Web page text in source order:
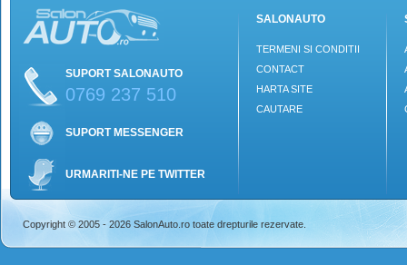
SUPORT SALONAUTO
0769 237 510
SUPORT MESSENGER
URMARITI-NE PE TWITTER
SALONAUTO
TERMENI SI CONDITII
CONTACT
HARTA SITE
CAUTARE
Copyright © 2005 - 2026 SalonAuto.ro toate drepturile rezervate.